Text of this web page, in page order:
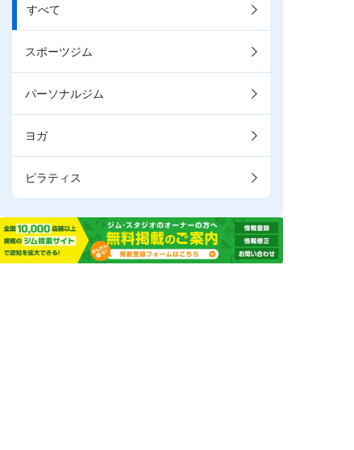
すべて
スポーツジム
パーソナルジム
ヨガ
ピラティス